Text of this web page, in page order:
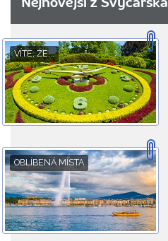
Nejnovější z Švýcarska
VÍTE, ŽE...
OBLÍBENÁ MÍSTA